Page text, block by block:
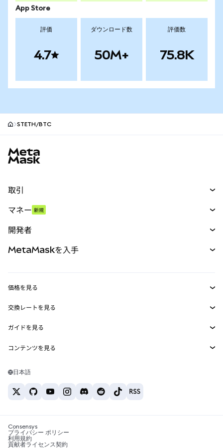
App Store
評価
4.7
ダウンロード数
50M+
評価数
75.8K
STETH/BTC
取引
パーペチュアル
RWA
マネー 新規
開発者
MetaMask Connect
Snaps
Web3サービス
MetaMaskを入手
セキュリティ
サポート
キャリア
お問い合わせ
価格を見る
イーサリアムの価格
Solanaの価格
Tetherの価格
交換レートを見る
ETH→USD
USDT→INR
BTC→INR
ETH→USDT
ガイドを見る
ETHの購入
USDTの購入
SHIBの購入
BNBの購入
コンテンツを見る
Solanaウォレット
税制関連ニュース
暗号資産の購入方法は？
日本語
Consensys
プライバシー ポリシー
利用規約
貢献者ライセンス契約